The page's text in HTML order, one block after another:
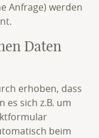
Anfrage) werden
Daten
erhoben, dass
es sich z.B. um
beim